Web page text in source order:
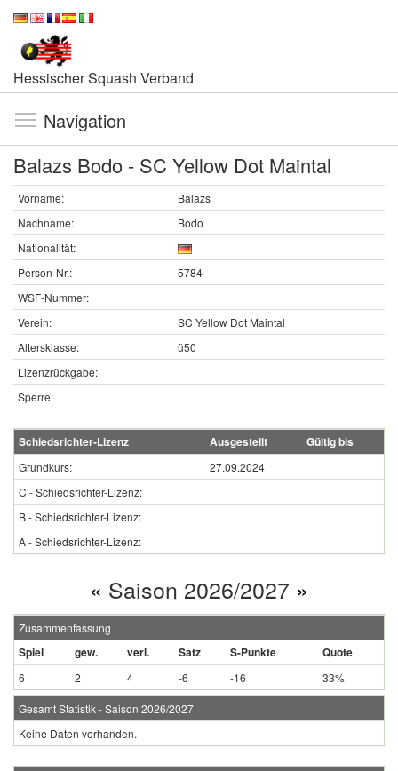
Hessischer Squash Verband
Navigation
Balazs Bodo - SC Yellow Dot Maintal
Vorname:
Balazs
Nachname:
Bodo
Nationalität:
Person-Nr.:
5784
WSF-Nummer:
Verein:
SC Yellow Dot Maintal
Altersklasse:
ü50
Lizenzrückgabe:
Sperre:
Schiedsrichter-Lizenz Ausgestellt Gültig bis
Grundkurs:
27.09.2024
C - Schiedsrichter-Lizenz:
B - Schiedsrichter-Lizenz:
A - Schiedsrichter-Lizenz:
« Saison 2026/2027 »
Zusammenfassung
Spiel gew. verl. Satz S-Punkte Quote
6 2 4 -6 -16 33%
Gesamt Statistik - Saison 2026/2027
Keine Daten vorhanden.